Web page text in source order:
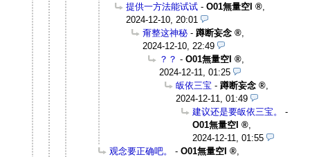
提供一方法能试试 - O01無量空I
2024-12-10, 20:01
甭整这神秘 - 蹲断妄念
2024-12-10, 22:49
？？ - O01無量空I
2024-12-11, 01:25
皈依三宝 - 蹲断妄念
2024-12-11, 01:49
建议还是要皈依三宝。
-
O01無量空I
2024-12-11, 01:55
观念要正确吧。
- O01無量空I